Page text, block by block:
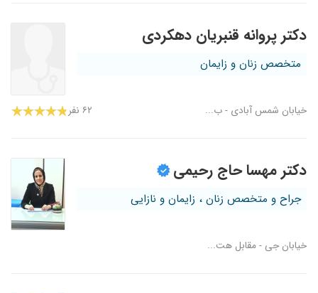
دکتر پروانه قنبریان دهکردی
متخصص زنان و زایمان
خیابان شمس آبادی - ب... ۶۲ نفر
دکتر مهسا حاج رحیمی
جراح و متخصص زنان ، زایمان و نازایی
خیابان جی - مقابل هت...